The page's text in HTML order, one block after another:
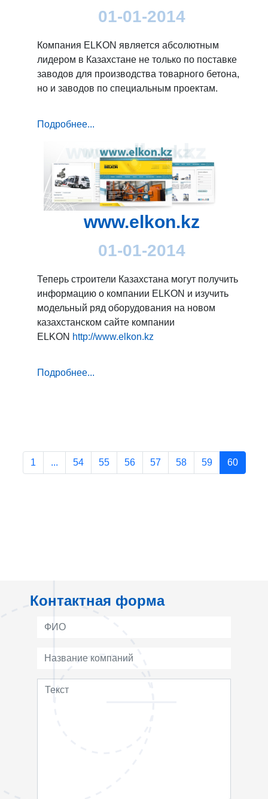
01-01-2014
Компания ELKON является абсолютным
лидером в Казахстане не только по поставке
заводов для производства товарного бетона,
но и заводов по специальным проектам.
Подробнее...
www.elkon.kz
01-01-2014
Теперь строители Казахстана могут получить
информацию о компании ELKON и изучить
модельный ряд оборудования на новом
казахстанском сайте компании
ELKON http://www.elkon.kz
Подробнее...
1 ... 54 55 56 57 58 59 60
Контактная форма